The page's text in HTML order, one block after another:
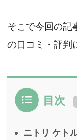
そこで今回の記
の口コミ・評判
目次
ニトリ ケト